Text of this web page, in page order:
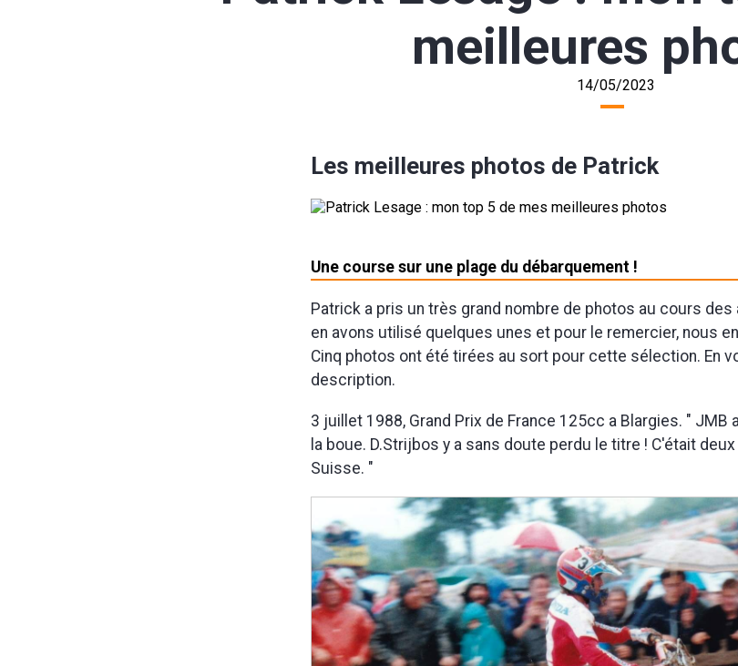
meilleures
14/05/2023
Les meilleures photos de Patrick
Une course sur une plage du débarquement !
Patrick a pris un très grand nombre de photos au cours des
en avons utilisé quelques unes et pour le remercier, nous
Cinq photos ont été tirées au sort pour cette sélection. En
description.
3 juillet 1988, Grand Prix de France 125cc a Blargies. " JMB
la boue. D.Strijbos y a sans doute perdu le titre ! C'était deux
Suisse. "